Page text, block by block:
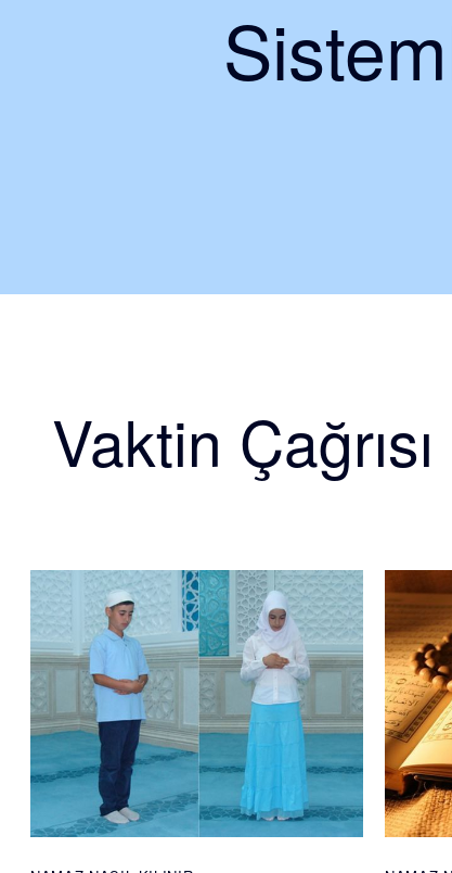
Vaktin Çağrısı